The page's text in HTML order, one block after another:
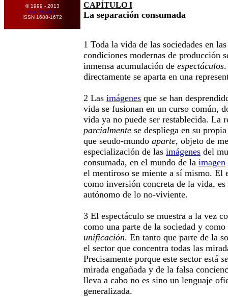
© 1999 - 2013
Amir Hamed
ISSN 1688-1672
CAPÍTULO I
La separación consumada
1 Toda la vida de las sociedades en
condiciones modernas de producción
inmensa acumulación de espectáculos
directamente se aparta en una
2 Las imágenes que se han
vida se fusionan en un curso común,
vida ya no puede ser restablecida. La
parcialmente se despliega en su
que seudo-mundo aparte, objeto de
especialización de las imágenes del
consumada, en el mundo de la imagen
el mentiroso se miente a sí mismo. El
como inversión concreta de la vida,
autónomo de lo no-viviente.
3 El espectáculo se muestra a la vez
como una parte de la sociedad y como
unificación. En tanto que parte de la
el sector que concentra todas las
Precisamente porque este sector está
mirada engañada y de la falsa
lleva a cabo no es sino un lenguaje
generalizada.